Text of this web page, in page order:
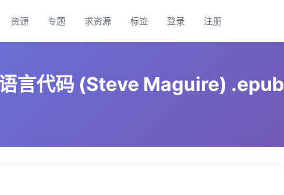
资源 专题 求资源 标签 登录 注册
言代码 (Steve Maguire) .epub